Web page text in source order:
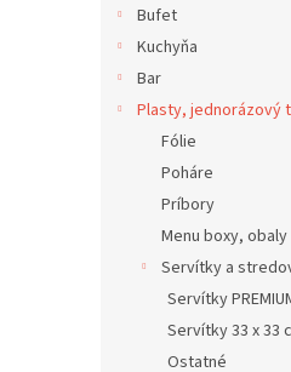
Bufet
Kuchyňa
Bar
Plasty, jednorázový
Fólie
Poháre
Príbory
Menu boxy, obaly
Servítky a
Servítky
Servítky 33 x 33
Ostatné